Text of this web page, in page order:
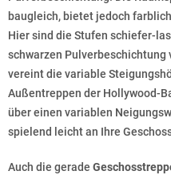
baugleich, bietet jedoch
Hier sind die Stufen schiefer-
schwarzen Pulverbeschichtung
vereint die variable
Außentreppen der Hollywood-
über einen variablen
spielend leicht an Ihre
Auch die gerade